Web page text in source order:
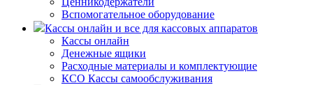
Вспомогательное оборудование
Кассы онлайн и все для кассовых аппаратов
Кассы онлайн
Денежные ящики
Расходные материалы и комплектующие
КСО Кассы самообслуживания